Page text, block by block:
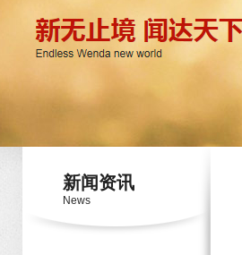
新闻资讯
News